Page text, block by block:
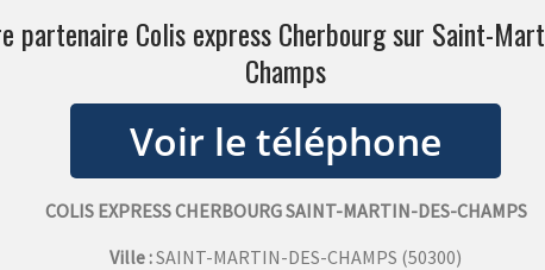
partenaire Colis express Cherbourg sur Saint-
Champs
COLIS EXPRESS CHERBOURG SAINT-MARTIN-DES-CHAMPS
Ville :SAINT-MARTIN-DES-CHAMPS (50300)